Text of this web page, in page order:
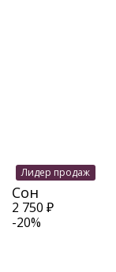
Лидер продаж
Сон
2 750 ₽
-20%